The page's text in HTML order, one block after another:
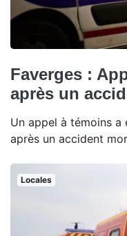
Faverges :
après un
Un appel à témoins a
après un accident
Locales